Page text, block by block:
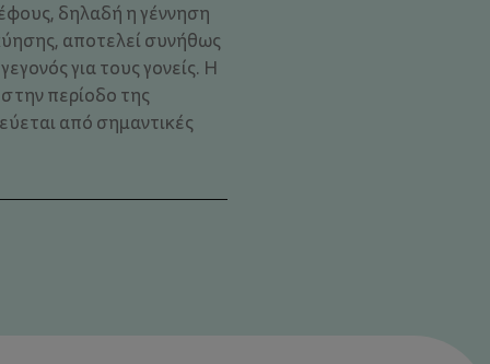
δηλαδή η γέννηση
αποτελεί συνήθως
για τους γονείς. Η
περίοδο της
από σημαντικές